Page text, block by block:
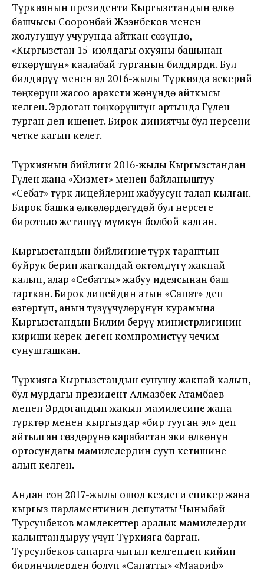
Түркиянын президенти Кыргызстандын өлкө
башчысы Сооронбай Жээнбеков менен
жолугушуу учурунда айткан сөзүндө,
«Кыргызстан 15-июлдагы окуяны башынан
өткөрүшүн» каалабай турганын билдирди. Бул
билдирүү менен ал 2016-жылы Түркияда аскерий
төңкөрүш жасоо аракети жөнүндө айткысы
келген. Эрдоган төңкөрүштүн артында Гүлен
турган деп ишенет. Бирок диниятчы бул нерсени
четке кагып келет.
Түркиянын бийлиги 2016-жылы Кыргызстандан
Гүлен жана «Хизмет» менен байланыштуу
«Себат» түрк лицейлерин жабуусун талап кылган.
Бирок башка өлкөлөрдөгүдөй бул нерсеге
биротоло жетишүү мүмкүн болбой калган.
Кыргызстандын бийлигине түрк тараптын
буйрук берип жаткандай өктөмдүгү жакпай
калып, алар «Себатты» жабуу идеясынан баш
тарткан. Бирок лицейдин атын «Сапат» деп
өзгөртүп, анын түзүүчүлөрүнүн курамына
Кыргызстандын Билим берүү министрлигинин
кириши керек деген компромистүү чечим
сунушташкан.
Түркияга Кыргызстандын сунушу жакпай калып,
бул мурдагы президент Алмазбек Атамбаев
менен Эрдогандын жакын мамилесине жана
түрктөр менен кыргыздар «бир тууган эл» деп
айтылган сөздөрүнө карабастан эки өлкөнүн
ортосундагы мамилелердин сууп кетишине
алып келген.
Андан соң 2017-жылы ошол кездеги спикер жана
кыргыз парламентинин депутаты Чыныбай
Турсунбеков мамлекеттер аралык мамилелерди
калыптандыруу үчүн Түркияга барган.
Турсунбеков сапарга чыгып келгенден кийин
биринчилерден болуп «Сапатты» «Маариф»